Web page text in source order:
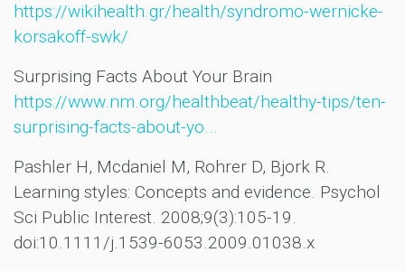
https://wikihealth.gr/health/syndromo-wernicke-
korsakoff-swk/
Surprising Facts About Your Brain
https://www.nm.org/healthbeat/healthy-tips/ten-
surprising-facts-about-yo...
Pashler H, Mcdaniel M, Rohrer D, Bjork R.
Learning styles: Concepts and evidence. Psychol
Sci Public Interest. 2008;9(3):105-19.
doi:10.1111/j.1539-6053.2009.01038.x